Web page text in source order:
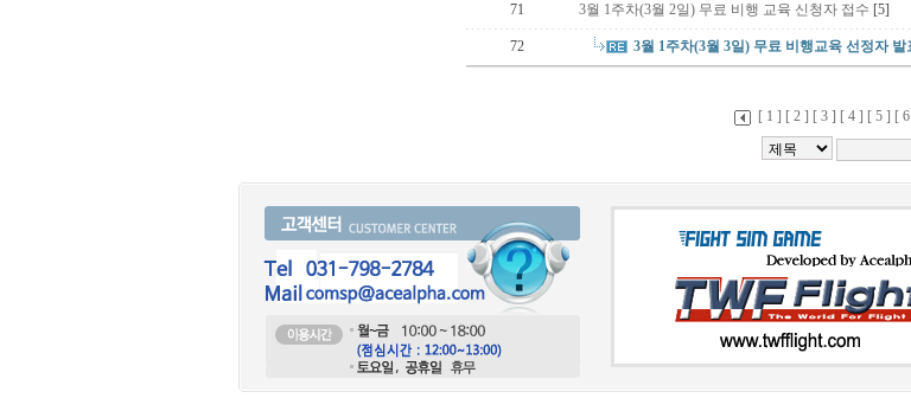
71 3월 1주차(3월 2일) 무료 비행 교육 신청자 접수 [5]
72 3월 1주차(3월 3일) 무료 비행교육 선정자 발
[ 1 ] [ 2 ] [ 3 ] [ 4 ] [ 5 ] [